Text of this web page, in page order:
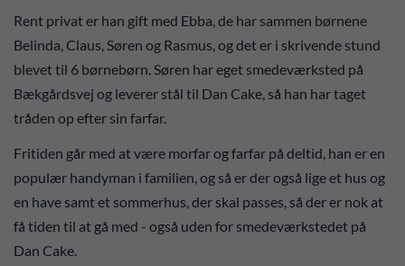
Rent privat er han gift med Ebba, de har sammen børnene
Belinda, Claus, Søren og Rasmus, og det er i skrivende stund
blevet til 6 børnebørn. Søren har eget smedeværksted på
Bækgårdsvej og leverer stål til Dan Cake, så han har taget
tråden op efter sin farfar.
Fritiden går med at være morfar og farfar på deltid, han er en
populær handyman i familien, og så er der også lige et hus og
en have samt et sommerhus, der skal passes, så der er nok at
få tiden til at gå med - også uden for smedeværkstedet på
Dan Cake.